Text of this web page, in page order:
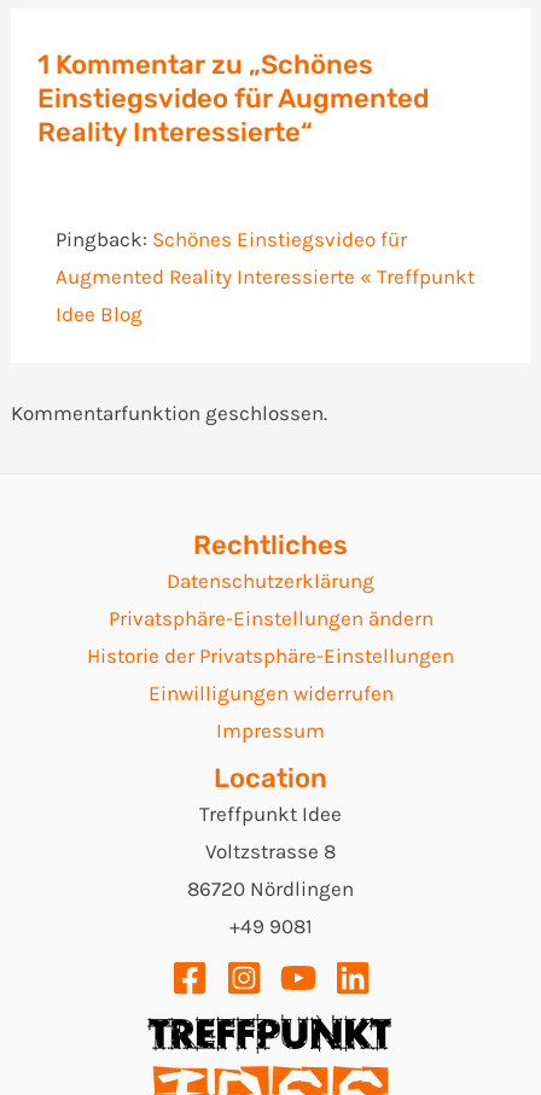
1 Kommentar zu „Schönes
Einstiegsvideo für Augmented
Reality Interessierte“
Pingback: Schönes Einstiegsvideo für
Augmented Reality Interessierte « Treffpunkt
Idee Blog
Kommentarfunktion geschlossen.
Rechtliches
Datenschutzerklärung
Privatsphäre-Einstellungen ändern
Historie der Privatsphäre-Einstellungen
Einwilligungen widerrufen
Impressum
Location
Treffpunkt Idee
Voltzstrasse 8
86720 Nördlingen
+49 9081